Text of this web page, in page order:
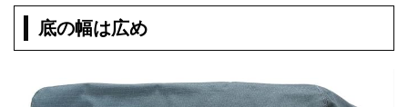
底の幅は広め